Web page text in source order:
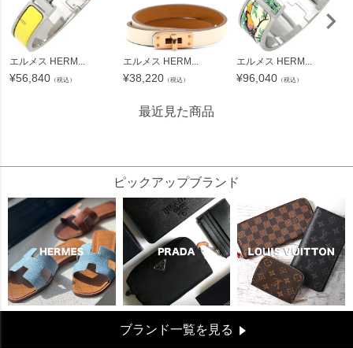
エルメス HERM...
¥56,840 （税込）
エルメス HERM...
¥38,220 （税込）
エルメス HERM...
¥96,040 （税込）
最近見た商品
ピックアップブランド
ブランド一覧を見る